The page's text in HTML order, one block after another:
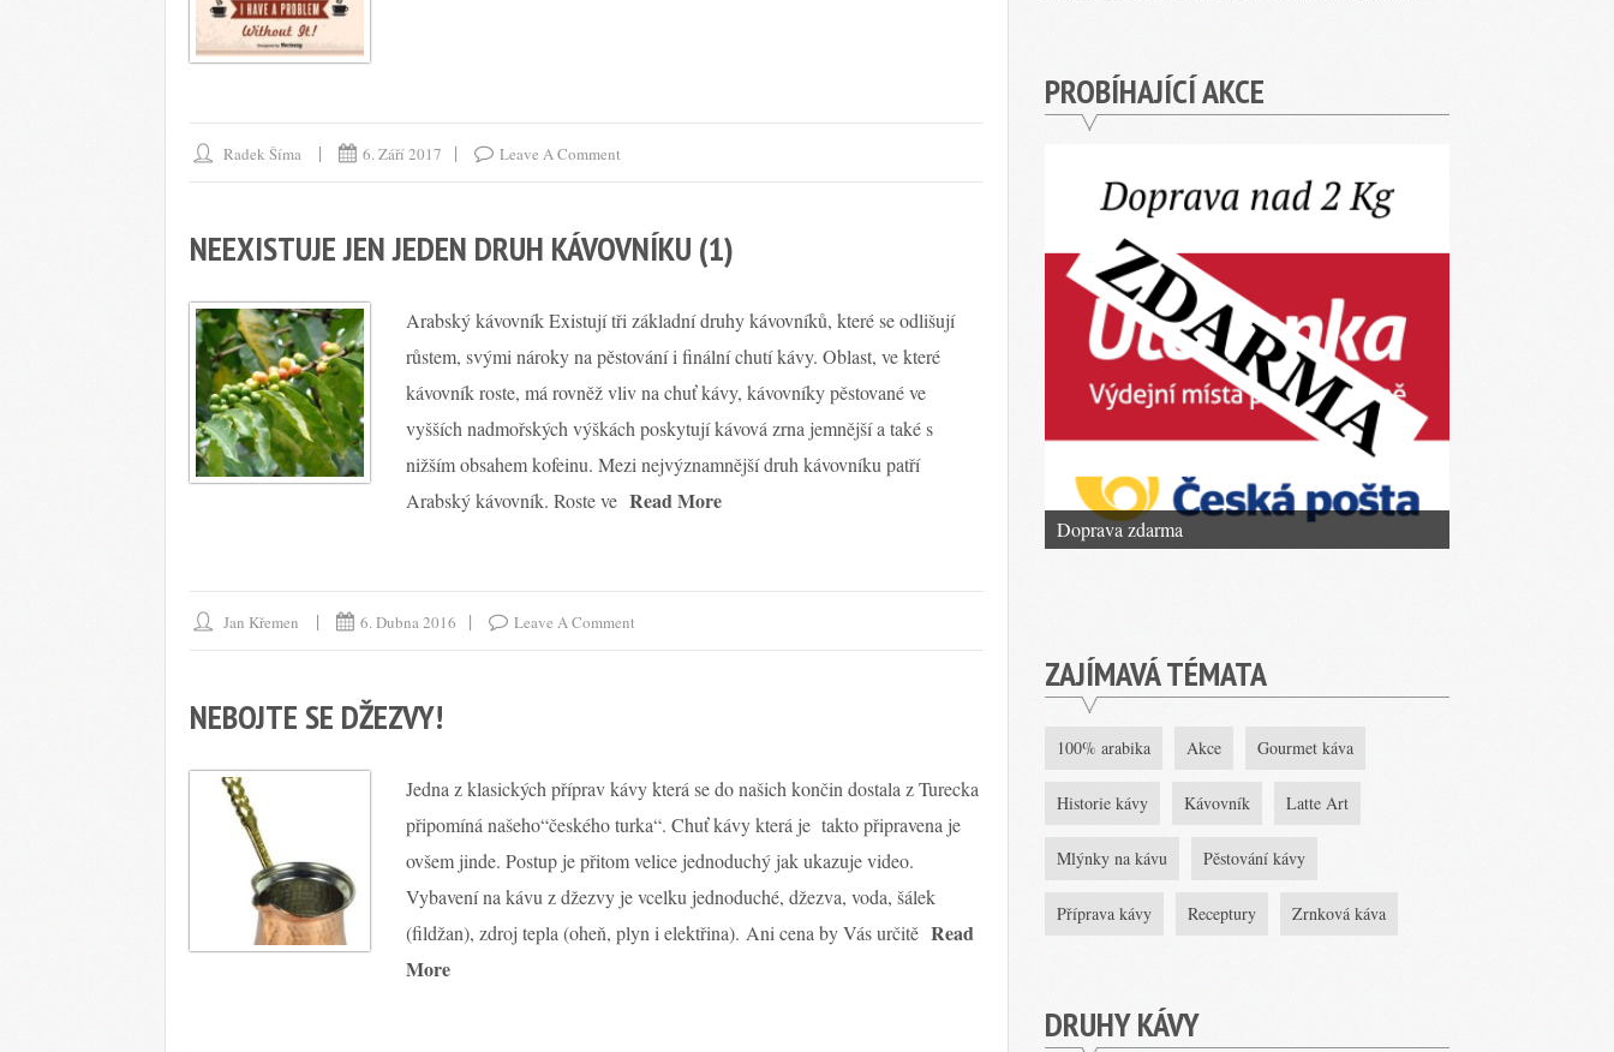
Radek Šíma 6. Září 2017 Leave A Comment
NEEXISTUJE JEN JEDEN DRUH KÁVOVNÍKU (1)
Arabský kávovník Existují tři základní druhy kávovníků, které se odlišují
růstem, svými nároky na pěstování i finální chutí kávy. Oblast, ve které
kávovník roste, má rovněž vliv na chuť kávy, kávovníky pěstované ve
vyšších nadmořských výškách poskytují kávová zrna jemnější a také s
nižším obsahem kofeinu. Mezi nejvýznamnější druh kávovníku patří
Arabský kávovník. Roste ve Read More
Jan Křemen 6. Dubna 2016 Leave A Comment
NEBOJTE SE DŽEZVY!
Jedna z klasických příprav kávy která se do našich končin dostala z Turecka
připomíná našeho“českého turka“. Chuť kávy která je takto připravena je
ovšem jinde. Postup je přitom velice jednoduchý jak ukazuje video.
Vybavení na kávu z džezvy je vcelku jednoduché, džezva, voda, šálek
(fildžan), zdroj tepla (oheň, plyn i elektřina). Ani cena by Vás určitě Read
More
PROBÍHAJÍCÍ AKCE
Doprava zdarma
ZAJÍMAVÁ TÉMATA
100% arabika Akce Gourmet káva
Historie kávy Kávovník Latte Art
Mlýnky na kávu Pěstování kávy
Příprava kávy Receptury Zrnková káva
DRUHY KÁVY